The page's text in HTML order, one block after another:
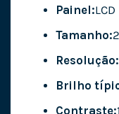
Painel:
Tamanho:
Resolução:
Brilho
Contraste: